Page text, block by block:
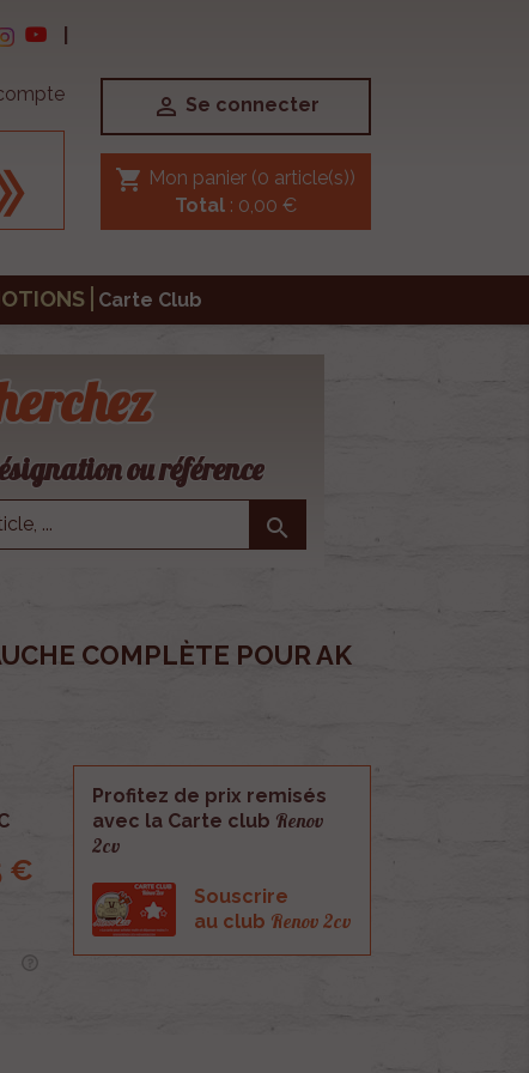
 Se connecter
shopping_cart Mon panier (0 article(s))
Total: 0,00 €
Carte Club
ou référence

COMPLÈTE POUR AK
€
Profitez de prix remisés
avec la Carte club Renov
2cv
Souscrire
au club Renov 2cv